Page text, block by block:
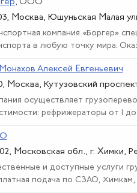
, ООО
Москва, Юшуньская Малая
компания «Боргер»
в любую точку мира.
Алексей Евгеньевич
Москва, Кутузовский
осуществляет
рефрижераторы от 1
Московская обл., г. Химки,
и доступные услуги
подача по СЗАО,